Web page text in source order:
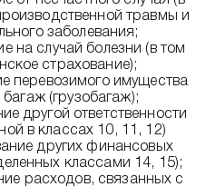
травмы и
заболевания;
на случай болезни (в том
страхование);
перевозимого имущества
багаж (грузобагаж);
другой ответственности
в классах 10, 11, 12)
других финансовых
классами 14, 15);
расходов, связанных с